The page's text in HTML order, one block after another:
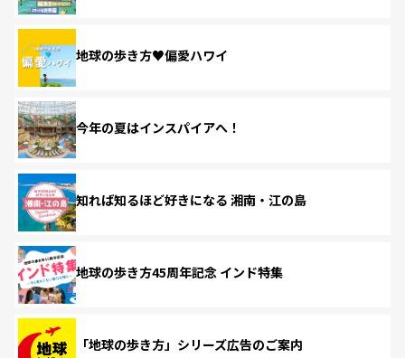
地球の歩き方♥偏愛ハワイ
今年の夏はインスパイアへ！
知れば知るほど好きになる 湘南・江の島
地球の歩き方45周年記念 インド特集
「地球の歩き方」シリーズ広告のご案内